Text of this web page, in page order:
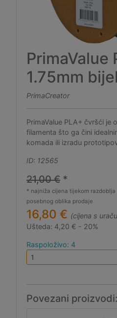
PrimaValue
1.75mm
PrimaCreator
PrimaValue PLA+ čvršći je
filamenta što ga čini
komada ili izradu
ID: 12565
21,00 € *
* najniža cijena tijekom
posebnog oblika prodaje
16,80 € (cijena s
Ušteda: 4,20 € - 20%
Raspoloživo: 4
Povezani proizvodi: